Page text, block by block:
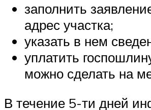
заполнить
адрес участка;
указать в нем
уплатить
можно сделать на
В течение 5-ти дней